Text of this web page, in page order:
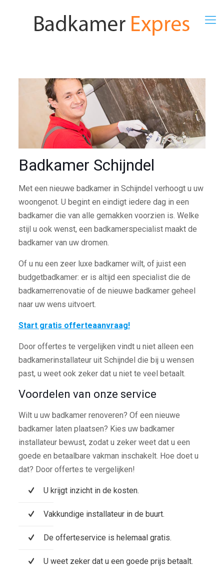
Badkamer Schijndel
Met een nieuwe badkamer in Schijndel verhoogt u uw
woongenot. U begint en eindigt iedere dag in een
badkamer die van alle gemakken voorzien is. Welke
stijl u ook wenst, een badkamerspecialist maakt de
badkamer van uw dromen.
Of u nu een zeer luxe badkamer wilt, of juist een
budgetbadkamer: er is altijd een specialist die de
badkamerrenovatie of de nieuwe badkamer geheel
naar uw wens uitvoert.
Start gratis offerteaanvraag!
Door offertes te vergelijken vindt u niet alleen een
badkamerinstallateur uit Schijndel die bij u wensen
past, u weet ook zeker dat u niet te veel betaalt.
Voordelen van onze service
Wilt u uw badkamer renoveren? Of een nieuwe
badkamer laten plaatsen? Kies uw badkamer
installateur bewust, zodat u zeker weet dat u een
goede en betaalbare vakman inschakelt. Hoe doet u
dat? Door offertes te vergelijken!
U krijgt inzicht in de kosten.
Vakkundige installateur in de buurt.
De offerteservice is helemaal gratis.
U weet zeker dat u een goede prijs betaalt.